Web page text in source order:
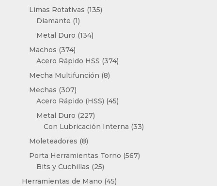
Limas Rotativas 135135
Diamante 11
producto
Metal Duro 134134
Machos 374374
productos
Acero Rápido HSS 374374
Mecha Multifunción 88
Mechas 307307
productos
Acero Rápido (HSS) 4545
Metal Duro 227227
productos
Con Lubricación Interna 3333
Moleteadores 88
productos
Porta Herramientas Torno 567567
Bits y Cuchillas 2525
productos
Herramientas de Mano 4545